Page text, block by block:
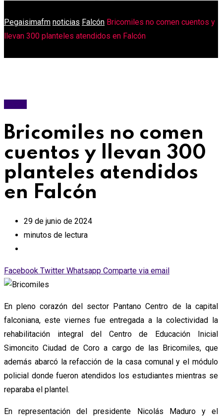
Pegaisimafm noticias Falcón Bricomiles no comen cuentos y
llevan 300 planteles atendidos en Falcón
Bricomiles no comen
cuentos y llevan 300
planteles atendidos
en Falcón
29 de junio de 2024
minutos de lectura
Facebook Twitter Whatsapp Comparte via email
En pleno corazón del sector Pantano Centro de la capital
falconiana, este viernes fue entregada a la colectividad la
rehabilitación integral del Centro de Educación Inicial
Simoncito Ciudad de Coro a cargo de las Bricomiles, que
además abarcó la refacción de la casa comunal y el módulo
policial donde fueron atendidos los estudiantes mientras se
reparaba el plantel.
En representación del presidente Nicolás Maduro y el